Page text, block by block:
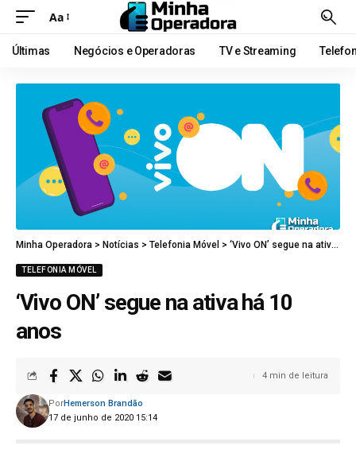
Aa
Últimas Negócios e Operadoras TV e Streaming
Minha Operadora > Notícias > Telefonia Móvel > ‘Vivo ON’ segue na ativa há 10 anos
TELEFONIA MÓVEL
‘Vivo ON’ segue na ativa há 10
anos
17 de junho de 2020 15:14
PorHemerson Brandão
4 min de leitura